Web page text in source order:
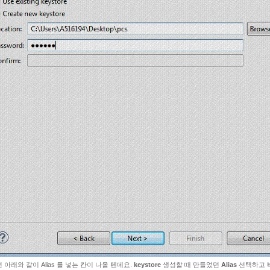
아래와 같이 Alias 를 넣는 칸이 나올 텐데요. keystore 생성할 때 만들었던 Alias 선택하고